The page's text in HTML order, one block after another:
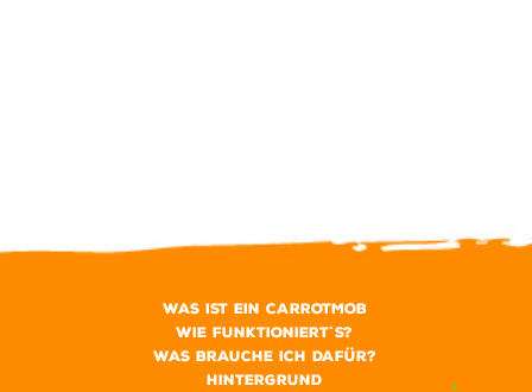
Was ist ein CarrotMob
Wie funktioniert`s?
Was brauche ich dafür?
Hintergrund